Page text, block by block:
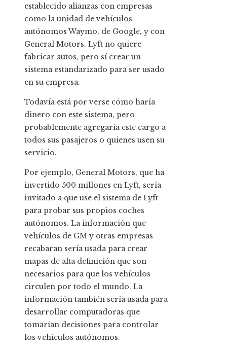
establecido alianzas con empresas
como la unidad de vehículos
autónomos Waymo, de Google, y con
General Motors. Lyft no quiere
fabricar autos, pero sí crear un
sistema estandarizado para ser usado
en su empresa.
Todavía está por verse cómo haría
dinero con este sistema, pero
probablemente agregaría este cargo a
todos sus pasajeros o quienes usen su
servicio.
Por ejemplo, General Motors, que ha
invertido 500 millones en Lyft, sería
invitado a que use el sistema de Lyft
para probar sus propios coches
autónomos. La información que
vehículos de GM y otras empresas
recabaran sería usada para crear
mapas de alta definición que son
necesarios para que los vehículos
circulen por todo el mundo. La
información también sería usada para
desarrollar computadoras que
tomarían decisiones para controlar
los vehículos autónomos.